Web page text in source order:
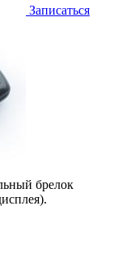
Записаться
брелок